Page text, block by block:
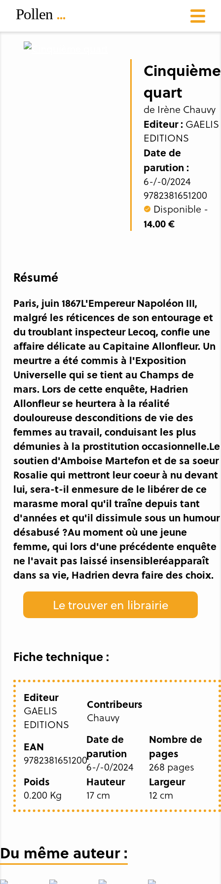
Cinquième
quart
de Irène Chauvy
Editeur : GAELIS
EDITIONS
Date de
parution :
6-/-0/2024
9782381651200
Disponible -
14.00 €
Résumé
Paris, juin 1867L'Empereur Napoléon III,
malgré les réticences de son entourage et
du troublant inspecteur Lecoq, confie une
affaire délicate au Capitaine Allonfleur. Un
meurtre a été commis à l'Exposition
Universelle qui se tient au Champs de
mars. Lors de cette enquête, Hadrien
Allonfleur se heurtera à la réalité
douloureuse desconditions de vie des
femmes au travail, conduisant les plus
démunies à la prostitution occasionnelle.Le
soutien d'Amboise Martefon et de sa soeur
Rosalie qui mettront leur coeur à nu devant
lui, sera-t-il enmesure de le libérer de ce
marasme moral qu'il traîne depuis tant
d'années et qu'il dissimule sous un humour
désabusé ?Au moment où une jeune
femme, qui lors d'une précédente enquête
ne l'avait pas laissé insensibleréapparaît
dans sa vie, Hadrien devra faire des choix.
Le trouver en librairie
Fiche technique :
Editeur
GAELIS
EDITIONS
Contribeurs
Chauvy
EAN
9782381651200
Date de
parution
6-/-0/2024
Nombre de
pages
268 pages
Poids
0.200 Kg
Hauteur
17 cm
Largeur
12 cm
Du même auteur :